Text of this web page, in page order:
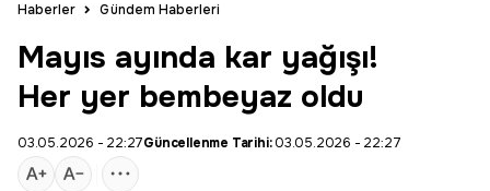
Haberler Gündem Haberleri
Mayıs ayında kar yağışı!
Her yer bembeyaz oldu
03.05.2026 - 22:27Güncellenme Tarihi:03.05.2026 - 22:27